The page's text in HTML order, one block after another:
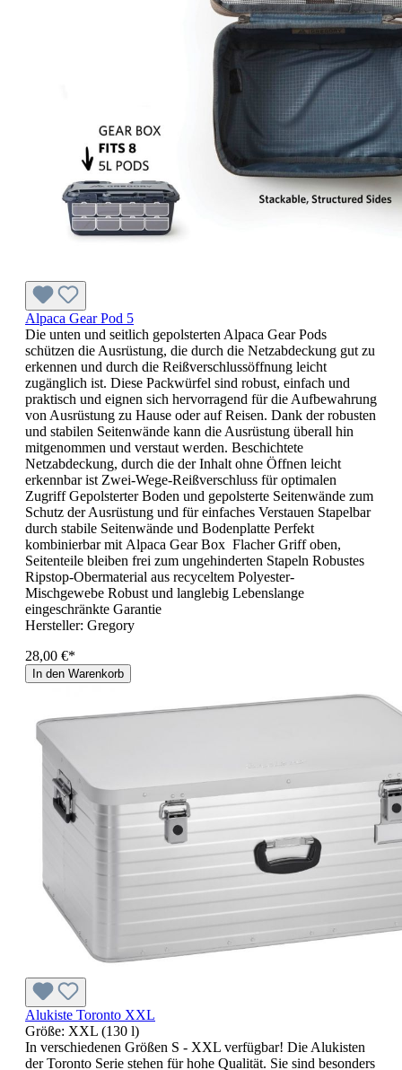
Alpaca Gear Pod 5
Die unten und seitlich gepolsterten Alpaca Gear Pods
schützen die Ausrüstung, die durch die Netzabdeckung gut zu
erkennen und durch die Reißverschlussöffnung leicht
zugänglich ist. Diese Packwürfel sind robust, einfach und
praktisch und eignen sich hervorragend für die Aufbewahrung
von Ausrüstung zu Hause oder auf Reisen. Dank der robusten
und stabilen Seitenwände kann die Ausrüstung überall hin
mitgenommen und verstaut werden. Beschichtete
Netzabdeckung, durch die der Inhalt ohne Öffnen leicht
erkennbar ist Zwei-Wege-Reißverschluss für optimalen
Zugriff Gepolsterter Boden und gepolsterte Seitenwände zum
Schutz der Ausrüstung und für einfaches Verstauen Stapelbar
durch stabile Seitenwände und Bodenplatte Perfekt
kombinierbar mit Alpaca Gear Box Flacher Griff oben,
Seitenteile bleiben frei zum ungehinderten Stapeln Robustes
Ripstop-Obermaterial aus recyceltem Polyester-
Mischgewebe Robust und langlebig Lebenslange
eingeschränkte Garantie
Hersteller: Gregory
28,00 €*
In den Warenkorb
Alukiste Toronto XXL
Größe: XXL (130 l)
In verschiedenen Größen S - XXL verfügbar! Die Alukisten
der Toronto Serie stehen für hohe Qualität. Sie sind besonders